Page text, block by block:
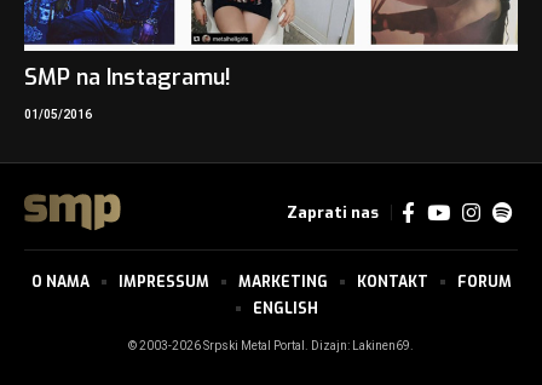
SMP na Instagramu!
01/05/2016
Zaprati nas
© 2003-2026 Srpski Metal Portal. Dizajn: Lakinen69.
O NAMA IMPRESSUM MARKETING KONTAKT
FORUM
ENGLISH